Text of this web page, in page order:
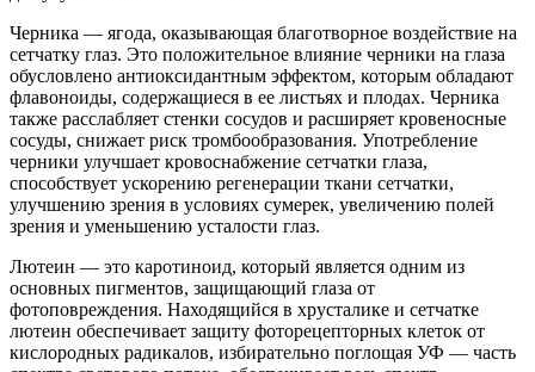
Черника — ягода, оказывающая благотворное воздействие на
сетчатку глаз. Это положительное влияние черники на глаза
обусловлено антиоксидантным эффектом, которым обладают
флавоноиды, содержащиеся в ее листьях и плодах. Черника
также расслабляет стенки сосудов и расширяет кровеносные
сосуды, снижает риск тромбообразования. Употребление
черники улучшает кровоснабжение сетчатки глаза,
способствует ускорению регенерации ткани сетчатки,
улучшению зрения в условиях сумерек, увеличению полей
зрения и уменьшению усталости глаз.
Лютеин — это каротиноид, который является одним из
основных пигментов, защищающий глаза от
фотоповреждения. Находящийся в хрусталике и сетчатке
лютеин обеспечивает защиту фоторецепторных клеток от
кислородных радикалов, избирательно поглощая УФ — часть